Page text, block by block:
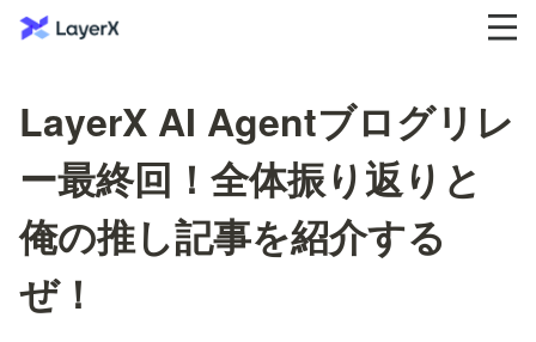
LayerX AI Agentブログリレ
ー最終回！全体振り返りと
俺の推し記事を紹介する
ぜ！